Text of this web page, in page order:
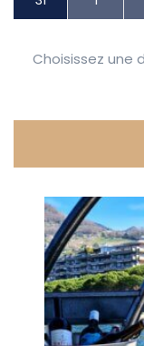
Choisissez une